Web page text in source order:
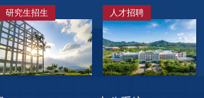
研究生招生 人才招聘